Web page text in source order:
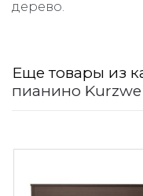
дерево.
Еще товары из
пианино